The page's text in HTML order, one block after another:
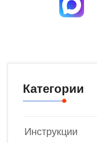
Категории
Инструкции